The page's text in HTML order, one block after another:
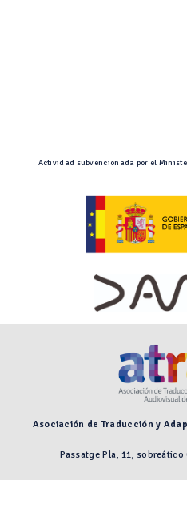
Actividad subvencionada por el
Asociación de Traducción y
Passatge Pla, 11, sobreático